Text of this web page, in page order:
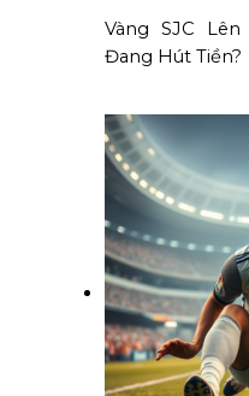
Vàng SJC
Đang Hút Tiền?